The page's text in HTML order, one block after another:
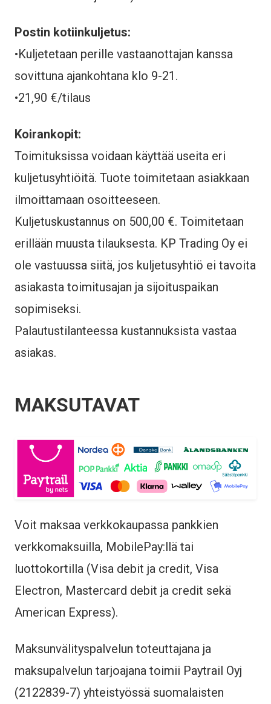
Postin kotiinkuljetus:
•Kuljetetaan perille vastaanottajan kanssa
sovittuna ajankohtana klo 9-21.
•21,90 €/tilaus
Koirankopit:
Toimituksissa voidaan käyttää useita eri
kuljetusyhtiöitä. Tuote toimitetaan asiakkaan
ilmoittamaan osoitteeseen.
Kuljetuskustannus on 500,00 €. Toimitetaan
erillään muusta tilauksesta. KP Trading Oy ei
ole vastuussa siitä, jos kuljetusyhtiö ei tavoita
asiakasta toimitusajan ja sijoituspaikan
sopimiseksi.
Palautustilanteessa kustannuksista vastaa
asiakas.
MAKSUTAVAT
Voit maksaa verkkokaupassa pankkien
verkkomaksuilla, MobilePay:llä tai
luottokortilla (Visa debit ja credit, Visa
Electron, Mastercard debit ja credit sekä
American Express).
Maksunvälityspalvelun toteuttajana ja
maksupalvelun tarjoajana toimii Paytrail Oyj
(2122839-7) yhteistyössä suomalaisten